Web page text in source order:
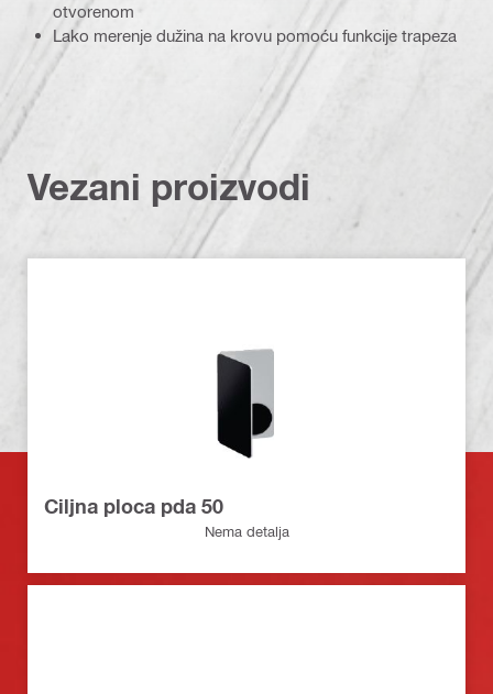
otvorenom
Lako merenje dužina na krovu pomoću funkcije trapeza
Vezani proizvodi
Ciljna ploca pda 50
Nema detalja